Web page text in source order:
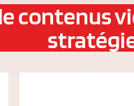
contenus